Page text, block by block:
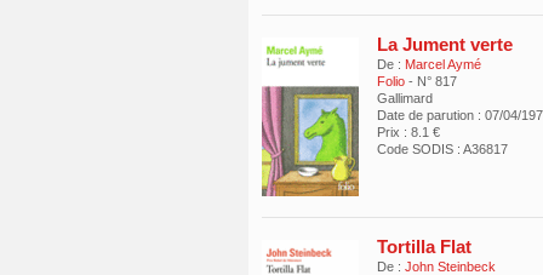
La Jument verte
De : Marcel Aymé
Folio - N° 817
Gallimard
Date de parution : 07/04/
Prix : 8.1 €
Code SODIS : A36817
Tortilla Flat
De : John Steinbeck